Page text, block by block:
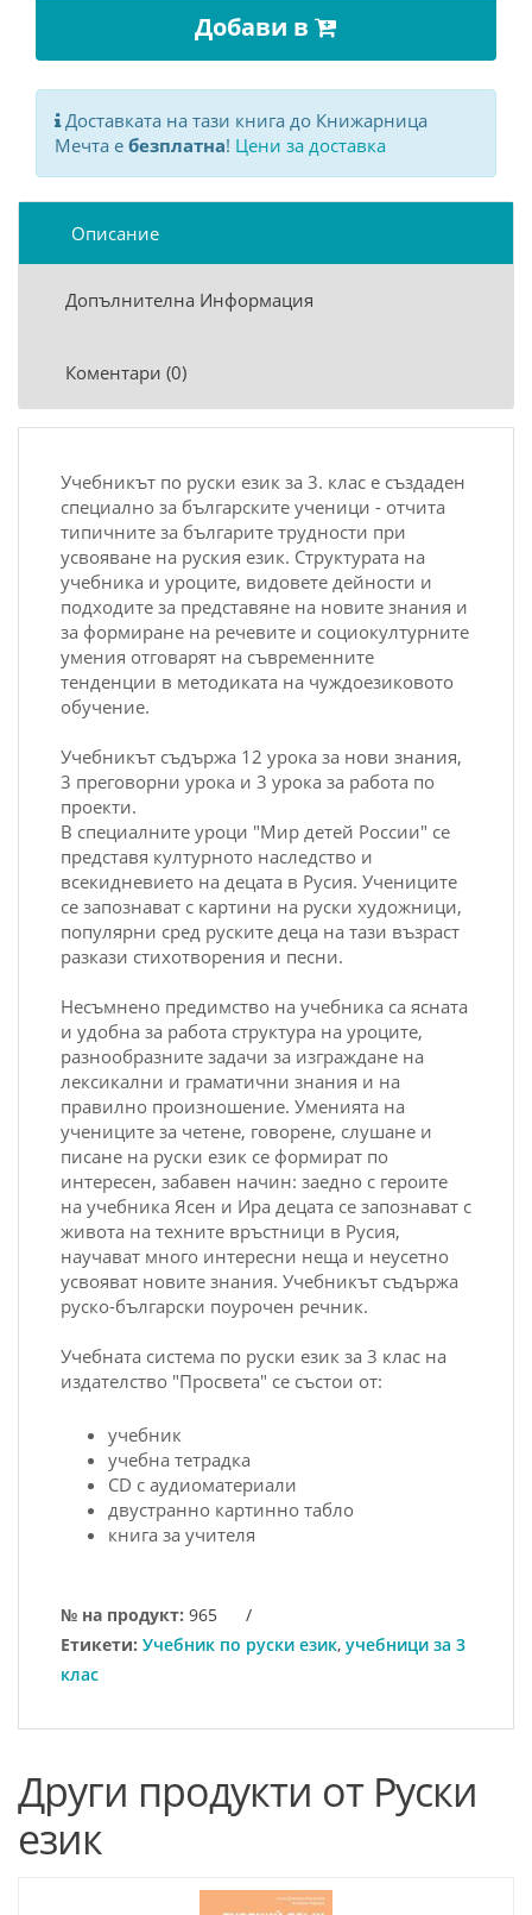
Добави в
Доставката на тази книга до Книжарница
Мечта е безплатна! Цени за доставка
Описание
Допълнителна Информация
Коментари (0)
Учебникът по руски език за 3. клас е създаден
специално за българските ученици - отчита
типичните за българите трудности при
усвояване на руския език. Структурата на
учебника и уроците, видовете дейности и
подходите за представяне на новите знания и
за формиране на речевите и социокултурните
умения отговарят на съвременните
тенденции в методиката на чуждоезиковото
обучение.
Учебникът съдържа 12 урока за нови знания,
3 преговорни урока и 3 урока за работа по
проекти.
В специалните уроци "Мир детей России" се
представя културното наследство и
всекидневието на децата в Русия. Учениците
се запознават с картини на руски художници,
популярни сред руските деца на тази възраст
разкази стихотворения и песни.
Несъмнено предимство на учебника са ясната
и удобна за работа структура на уроците,
разнообразните задачи за изграждане на
лексикални и граматични знания и на
правилно произношение. Уменията на
учениците за четене, говорене, слушане и
писане на руски език се формират по
интересен, забавен начин: заедно с героите
на учебника Ясен и Ира децата се запознават с
живота на техните връстници в Русия,
научават много интересни неща и неусетно
усвояват новите знания. Учебникът съдържа
руско-български поурочен речник.
Учебната система по руски език за 3 клас на
издателство "Просвета" се състои от:
учебник
учебна тетрадка
CD с аудиоматериали
двустранно картинно табло
книга за учителя
№ на продукт: 965
/
Етикети: Учебник по руски език, учебници за 3
клас
Други продукти от Руски
език